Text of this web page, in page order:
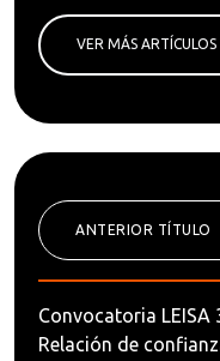
VER MÁS ARTÍCULOS
ANTERIOR TÍTULO
Convocatoria LEISA
Relación de